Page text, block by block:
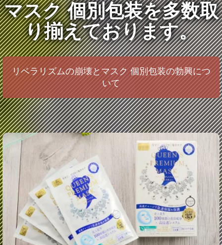
マスク 個別包装を多数取
り揃えております。
リベラリズムの崩壊とマスク 個別包装の勃興につ
いて